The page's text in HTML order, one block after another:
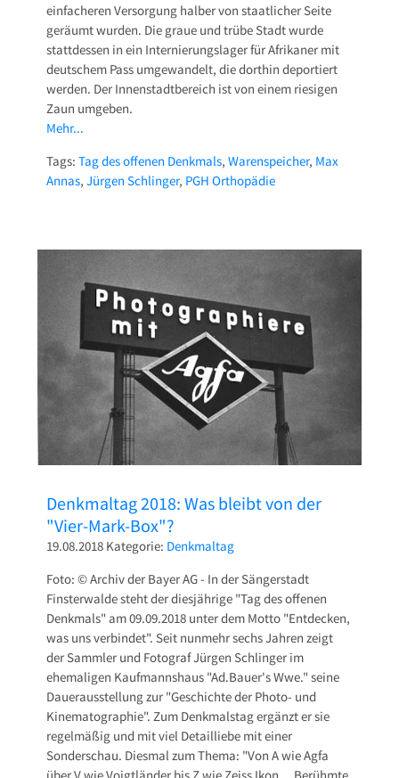
einfacheren Versorgung halber von staatlicher Seite
geräumt wurden. Die graue und trübe Stadt wurde
stattdessen in ein Internierungslager für Afrikaner mit
deutschem Pass umgewandelt, die dorthin deportiert
werden. Der Innenstadtbereich ist von einem riesigen
Zaun umgeben.
Mehr...
Tags:Tag des offenen Denkmals,Warenspeicher, Max
Annas,Jürgen Schlinger, PGH Orthopädie
Denkmaltag 2018: Was bleibt von der
"Vier-Mark-Box"?
19.08.2018 Kategorie: Denkmaltag
Foto: © Archiv der Bayer AG - In der Sängerstadt
Finsterwalde steht der diesjährige "Tag des offenen
Denkmals" am 09.09.2018 unter dem Motto "Entdecken,
was uns verbindet". Seit nunmehr sechs Jahren zeigt
der Sammler und Fotograf Jürgen Schlinger im
ehemaligen Kaufmannshaus "Ad.Bauer's Wwe." seine
Dauerausstellung zur "Geschichte der Photo- und
Kinematographie". Zum Denkmalstag ergänzt er sie
regelmäßig und mit viel Detailliebe mit einer
Sonderschau. Diesmal zum Thema: "Von A wie Agfa
über V wie Voigtländer bis Z wie Zeiss Ikon… Berühmte